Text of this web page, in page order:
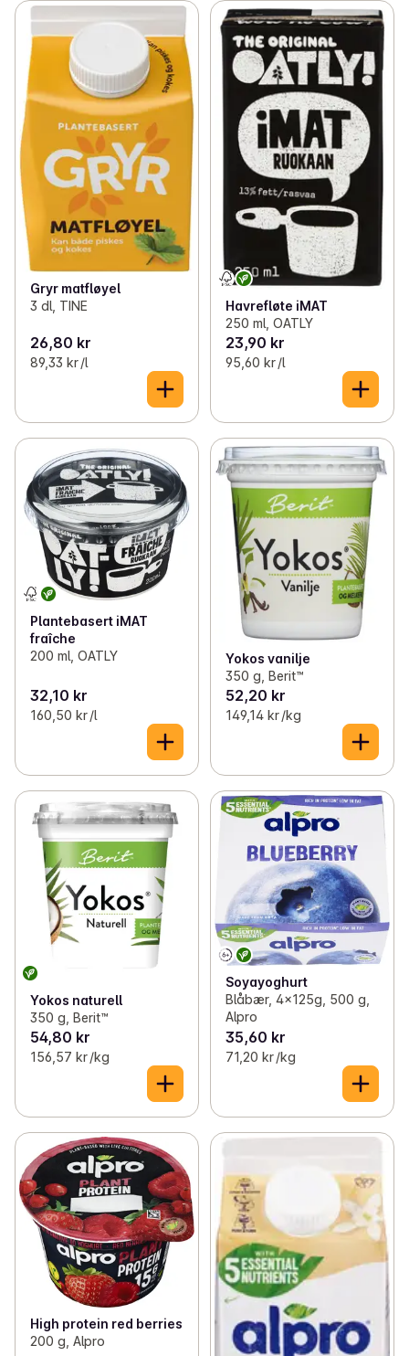
Gryr matfløyel
3 dl, TINE
26,80 kr
89,33 kr /l
Havrefløte iMAT
250 ml, OATLY
23,90 kr
95,60 kr /l
Plantebasert iMAT
fraîche
200 ml, OATLY
32,10 kr
160,50 kr /l
Yokos vanilje
350 g, Berit™
52,20 kr
149,14 kr /kg
Yokos naturell
350 g, Berit™
54,80 kr
156,57 kr /kg
Soyayoghurt
Blåbær, 4x125g, 500 g,
Alpro
35,60 kr
71,20 kr /kg
High protein red berries
200 g, Alpro